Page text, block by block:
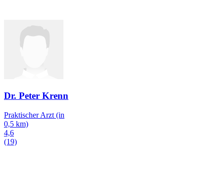
Dr. Peter Krenn
Praktischer Arzt (in
0,5 km)
4,6
(19)